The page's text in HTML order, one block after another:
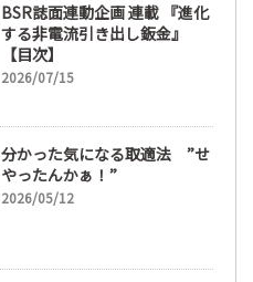
BSR誌面連動企画 連載 『進化
する非電流引き出し鈑金』
【目次】
2026/07/15
分かった気になる取適法 ”せ
やったんかぁ！”
2026/05/12